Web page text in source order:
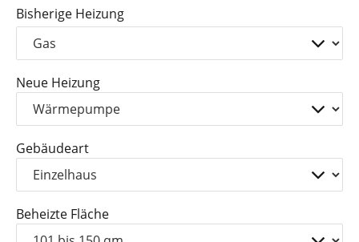
Bisherige Heizung
Neue Heizung
Gebäudeart
Beheizte Fläche